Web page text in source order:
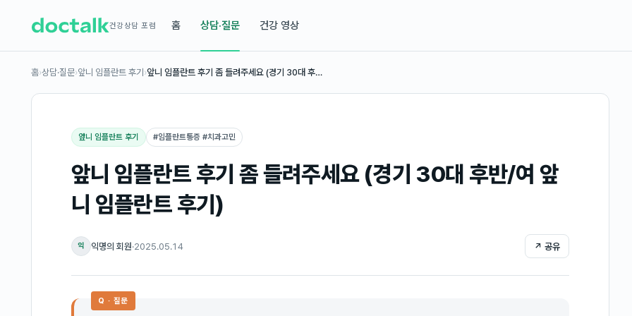
건강상담 포럼 홈 상담·질문 건강 영상
홈›상담·질문›앞니 임플란트 후기 ›앞니 임플란트 후기 좀 들려주세요 (경기 30대 후…
앞니 임플란트 후기 #임플란트통증 #치과고민
앞니 임플란트 후기 좀 들려주세요 (경기 30대 후반/여 앞
니 임플란트 후기)
익 익명의 회원·2025.05.14 ↗ 공유
Q · 질문